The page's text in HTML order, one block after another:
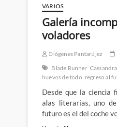
(SPOILERS):
Los
binarios
los
VARIOS
Galería
voladores
Diógenes Pantarújez
Blade Runner Cassandra
huevos de todo regreso al
Desde que la ciencia
alas literarias, uno
futuro es el del coche